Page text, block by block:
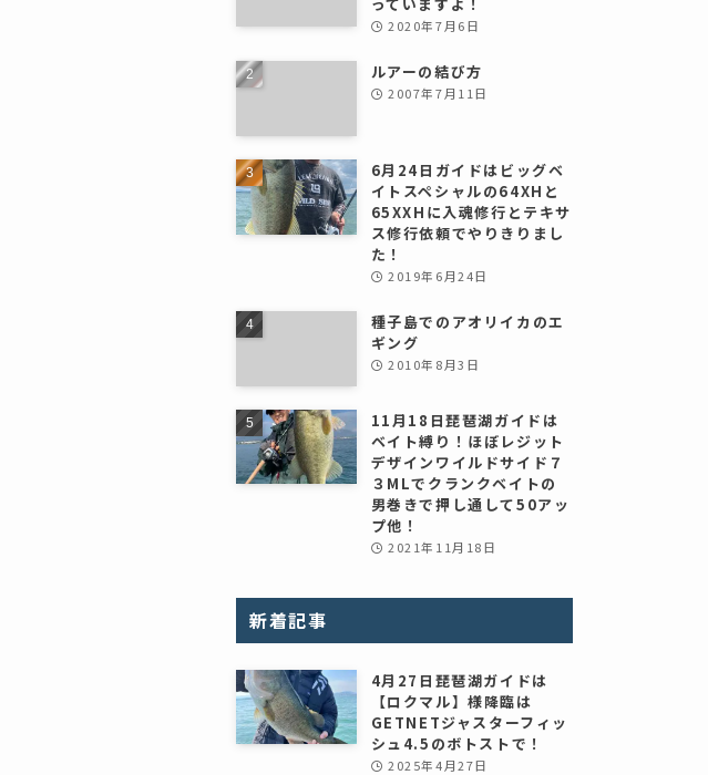
っていますよ！
2020年7月6日
ルアーの結び方
2007年7月11日
6月24日ガイドはビッグベ
イトスペシャルの64XHと
65XXHに入魂修行とテキサ
ス修行依頼でやりきりまし
た！
2019年6月24日
種子島でのアオリイカのエ
ギング
2010年8月3日
11月18日琵琶湖ガイドは
ベイト縛り！ほぼレジット
デザインワイルドサイド７
３MLでクランクベイトの
男巻きで押し通して50アッ
プ他！
2021年11月18日
新着記事
4月27日琵琶湖ガイドは
【ロクマル】様降臨は
GETNETジャスターフィッ
シュ4.5のボトストで！
2025年4月27日